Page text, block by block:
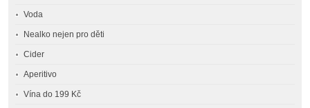
Voda
Nealko nejen pro děti
Cider
Aperitivo
Vína do 199 Kč